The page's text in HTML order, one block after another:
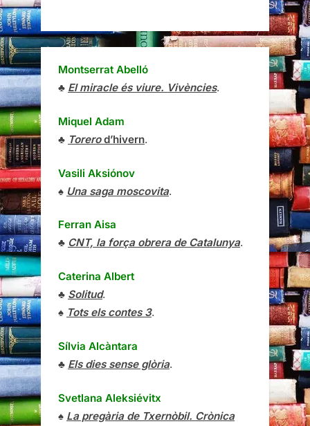
Montserrat Abelló
♣ El miracle és viure. Vivències.
Miquel Adam
♣ Torerod’hivern.
Vasili Aksiónov
♠ Una saga moscovita.
Ferran Aisa
♣ CNT, la força obrera de Catalunya.
Caterina Albert
♣ Solitud.
♠ Tots els contes 3.
Sílvia Alcàntara
♣ Els dies sense glòria.
Svetlana Aleksiévitx
♠ La pregària de Txernòbil. Crònica